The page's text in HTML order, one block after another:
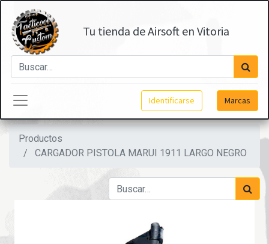
Tu tienda de Airsoft en Vitoria
Identificarse Marcas
Productos
CARGADOR PISTOLA MARUI 1911 LARGO NEGRO